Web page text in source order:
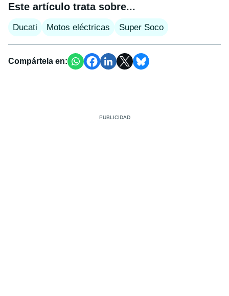
Este artículo trata sobre...
Ducati Motos eléctricas Super Soco
Compártela en: